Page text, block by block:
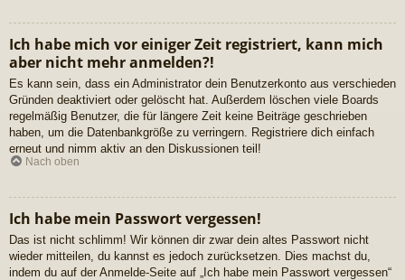
Ich habe mich vor einiger Zeit registriert, kann mich
aber nicht mehr anmelden?!
Es kann sein, dass ein Administrator dein Benutzerkonto aus verschieden
Gründen deaktiviert oder gelöscht hat. Außerdem löschen viele Boards
regelmäßig Benutzer, die für längere Zeit keine Beiträge geschrieben
haben, um die Datenbankgröße zu verringern. Registriere dich einfach
erneut und nimm aktiv an den Diskussionen teil!
Nach oben
Ich habe mein Passwort vergessen!
Das ist nicht schlimm! Wir können dir zwar dein altes Passwort nicht
wieder mitteilen, du kannst es jedoch zurücksetzen. Dies machst du,
indem du auf der Anmelde-Seite auf „Ich habe mein Passwort vergessen“